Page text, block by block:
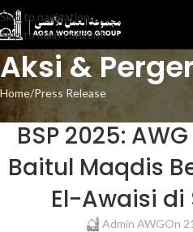
Skip to navigation
Skip to main content
Aksi &
Home Press Release
PRESS
BSP 2025:
Baitul Maqdis
El-Awaisi
Admin AWGOn